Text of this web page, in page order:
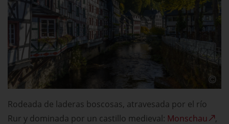
Rodeada de laderas boscosas, atravesada por el río
Rur y dominada por un castillo medieval: Monschau
,